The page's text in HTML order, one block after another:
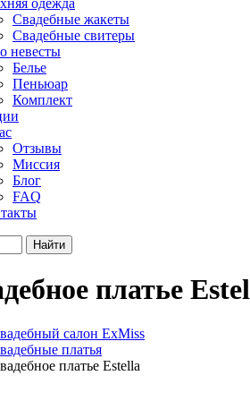
одежда
Свадебные жакеты
Свадебные свитеры
невесты
Белье
Пеньюар
Комплект
Отзывы
Миссия
Блог
FAQ
платье
салон ExMiss
платья
платье Estella